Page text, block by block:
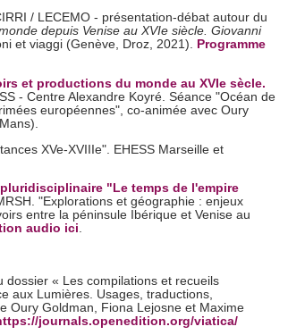
/ LECEMO - présentation-débat autour du
depuis Venise au XVIe siècle. Giovanni
et viaggi (Genève, Droz, 2021). Programme
et productions du monde au XVIe sècle.
- Centre Alexandre Koyré. Séance "Océan de
européennes", co-animée avec Oury
XVe-XVIIIe". EHESS Marseille et
"Le temps de l'empire
"Explorations et géographie : enjeux
entre la péninsule Ibérique et Venise au
audio ici.
dossier « Les compilations et recueils
aux Lumières. Usages, traductions,
Oury Goldman, Fiona Lejosne et Maxime
journals.openedition.org/viatica/